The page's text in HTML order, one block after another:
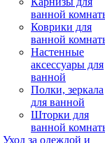
ванной
Коврики для
ванной
Настенные
аксессуары для
ванной
Полки, зеркала
для ванной
Шторки для
ванной
Уход за одеждой и